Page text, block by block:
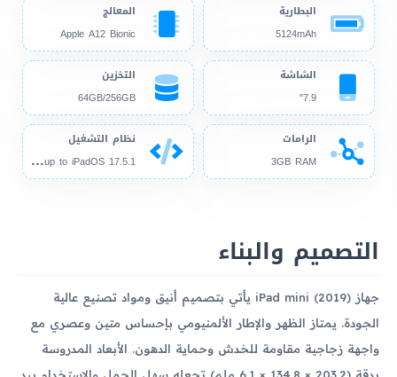
البطارية
5124mAh
المعالج
Apple A12 Bionic
الشاشة
7.9"
التخزين
64GB/256GB
الرامات
3GB RAM
نظام التشغيل
iOS
12.1.3, up to iPadOS 17.5.1
التصميم والبناء
جهاز iPad mini (2019) يأتي بتصميم أنيق ومواد تصنيع عالية
الجودة. يمتاز الظهر والإطار الألمنيومي بإحساس متين وعصري مع
واجهة زجاجية مقاومة للخدش وحماية الدهون. الأبعاد المدروسة
بدقة (203.2 × 134.8 × 6.1 ملم) تجعله سهل الحمل والاستخدام بيد